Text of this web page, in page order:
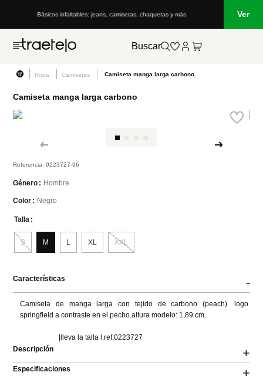
Básicos infaltables: jeans, camisetas, chaquetas y más Ver
Buscar
Ropa Camisetas Camiseta manga larga carbono
Camiseta manga larga carbono
Referencia:0223727-96
Género Hombre
Color Negro
Talla
L
M
S XL XXL
Características -
Camiseta de manga larga con tejido de carbono (peach). logo
springfield a contraste en el pecho.altura modelo: 1,89 cm.
                      |lleva la talla l.ref.0223727
Descripción
+
Especificaciones +